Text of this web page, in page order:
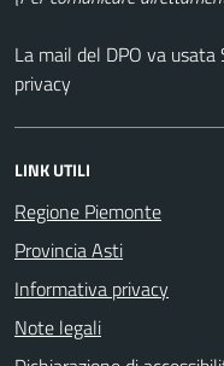
La mail del DPO va
privacy
LINK UTILI
Regione Piemonte
Provincia Asti
Informativa privacy
Note legali